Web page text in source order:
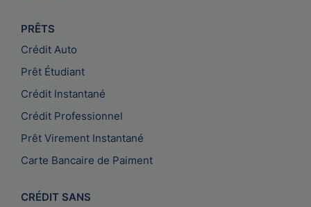
PRÊTS
Crédit Auto
Prêt Étudiant
Crédit Instantané
Crédit Professionnel
Prêt Virement Instantané
Carte Bancaire de Paiment
CRÉDIT SANS